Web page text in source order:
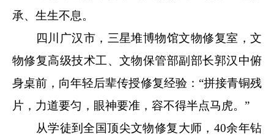
承、生生不息。
四川广汉市，三星堆博物馆文物修复室，文
物修复高级技术工、文物保管部副部长郭汉中俯
身桌前，向年轻后辈传授修复经验：“拼接青铜残
片，力道要匀，眼神要准，容不得半点马虎。”
从学徒到全国顶尖文物修复大师，40余年钻